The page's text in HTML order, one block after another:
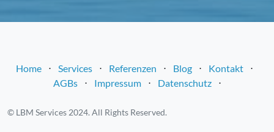
Home ⋅ Services ⋅ Referenzen ⋅ Blog ⋅ Kontakt
⋅
AGBs
⋅ Impressum ⋅ Datenschutz ⋅
© LBM Services 2024. All Rights Reserved.